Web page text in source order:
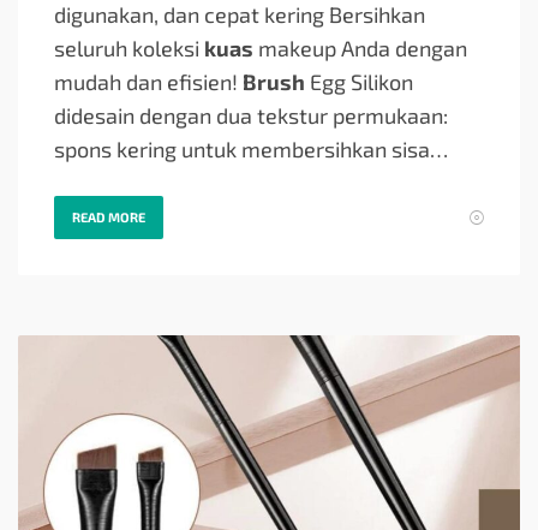
digunakan, dan cepat kering Bersihkan
seluruh koleksi kuas makeup Anda dengan
mudah dan efisien! Brush Egg Silikon
didesain dengan dua tekstur permukaan:
spons kering untuk membersihkan sisa…
READ MORE